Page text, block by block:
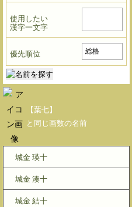
使用したい
漢字一文字
優先順位
【葉七】
と同じ画数の名前
城金 瑛十
城金 湊十
城金 結十